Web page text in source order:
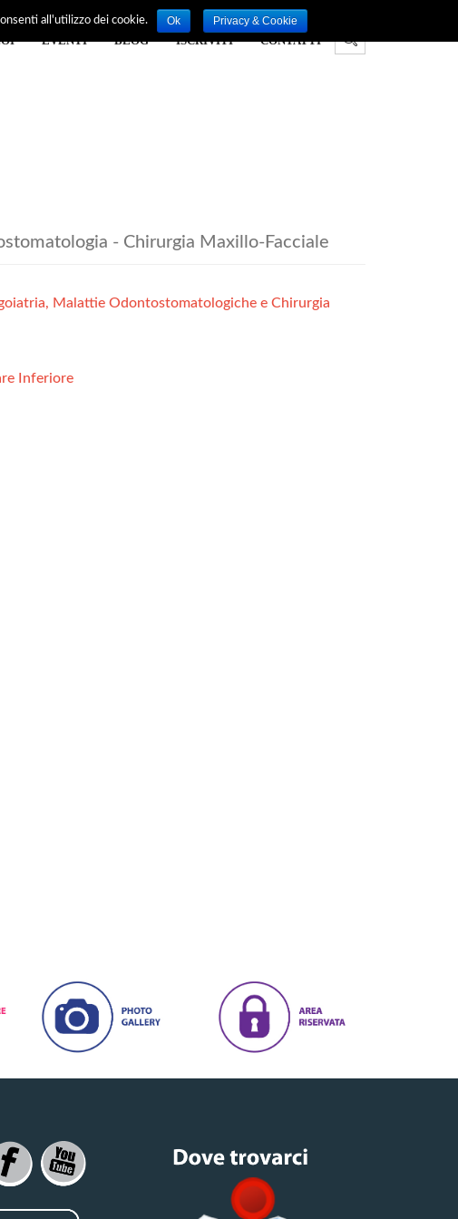
EVENTI BLOG ISCRIVITI CONTATTI
- Chirurgia Maxillo-Facciale
Malattie Odontostomatologiche e Chirurgia
Inferiore
all'utilizzo dei cookie. Ok Privacy & Cookie